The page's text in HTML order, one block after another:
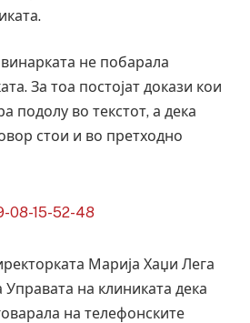
не побарала
За тоа постојат докази кои
подолу во текстот, а дека
стои и во претходно
Марија Хаџи Лега
на клиниката дека
на телефонските